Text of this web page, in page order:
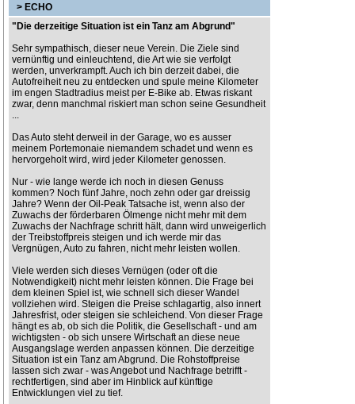
> ECHO
"Die derzeitige Situation ist ein Tanz am Abgrund"
Sehr sympathisch, dieser neue Verein. Die Ziele sind
vernünftig und einleuchtend, die Art wie sie verfolgt
werden, unverkrampft. Auch ich bin derzeit dabei, die
Autofreiheit neu zu entdecken und spule meine Kilometer
im engen Stadtradius meist per E-Bike ab. Etwas riskant
zwar, denn manchmal riskiert man schon seine Gesundheit
Das Auto steht derweil in der Garage, wo es ausser
meinem Portemonaie niemandem schadet und wenn es
hervorgeholt wird, wird jeder Kilometer genossen.
Nur - wie lange werde ich noch in diesen Genuss
kommen? Noch fünf Jahre, noch zehn oder gar dreissig
Jahre? Wenn der Oil-Peak Tatsache ist, wenn also der
Zuwachs der förderbaren Ölmenge nicht mehr mit dem
Zuwachs der Nachfrage schritt hält, dann wird unweigerlich
der Treibstoffpreis steigen und ich werde mir das
Vergnügen, Auto zu fahren, nicht mehr leisten wollen.
Viele werden sich dieses Vernügen (oder oft die
Notwendigkeit) nicht mehr leisten können. Die Frage bei
dem kleinen Spiel ist, wie schnell sich dieser Wandel
vollziehen wird. Steigen die Preise schlagartig, also innert
Jahresfrist, oder steigen sie schleichend. Von dieser Frage
hängt es ab, ob sich die Politik, die Gesellschaft - und am
wichtigsten - ob sich unsere Wirtschaft an diese neue
Ausgangslage werden anpassen können. Die derzeitige
Situation ist ein Tanz am Abgrund. Die Rohstoffpreise
lassen sich zwar - was Angebot und Nachfrage betrifft -
rechtfertigen, sind aber im Hinblick auf künftige
Entwicklungen viel zu tief.